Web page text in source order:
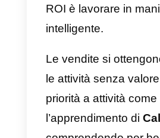
Per questo
estremamente
comunicare
motivazione, in
verranno
potenziali